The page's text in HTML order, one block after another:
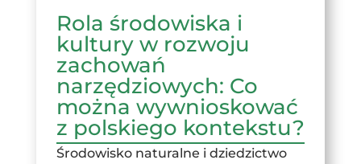
Rola środowiska i
kultury w rozwoju
zachowań
narzędziowych: Co
można wywnioskować
z polskiego kontekstu?
Środowisko naturalne i dziedzictwo